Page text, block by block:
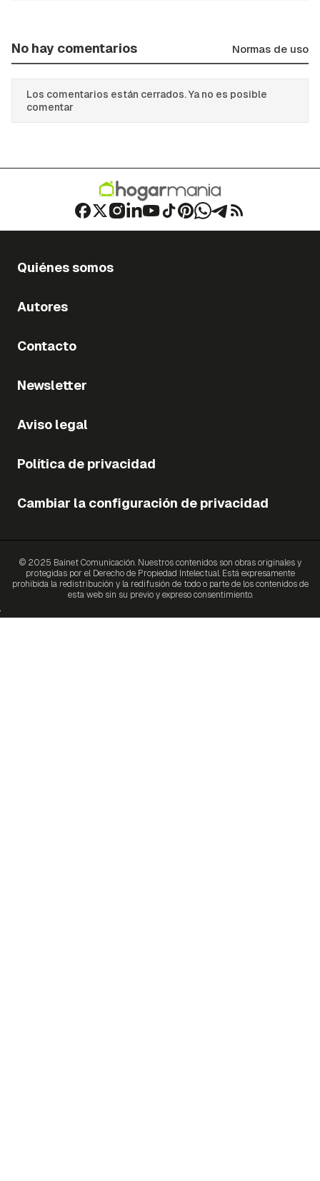
No hay comentarios Normas de uso
Los comentarios están cerrados. Ya no es posible
comentar
Quiénes somos
Autores
Contacto
Newsletter
Aviso legal
Política de privacidad
Cambiar la configuración de privacidad
© 2025 Bainet Comunicación. Nuestros contenidos son obras originales y
protegidas por el Derecho de Propiedad Intelectual. Está expresamente
prohibida la redistribución y la redifusión de todo o parte de los contenidos de
esta web sin su previo y expreso consentimiento.